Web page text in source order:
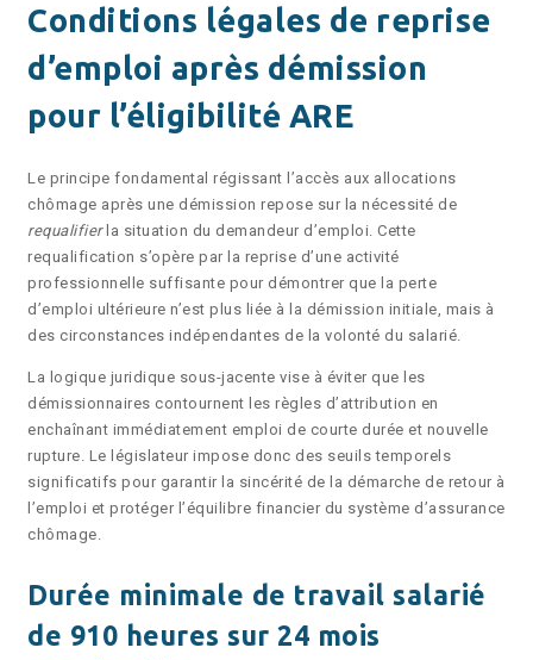
Conditions légales de reprise
d’emploi après démission
pour l’éligibilité ARE
Le principe fondamental régissant l’accès aux allocations
chômage après une démission repose sur la nécessité de
requalifier la situation du demandeur d’emploi. Cette
requalification s’opère par la reprise d’une activité
professionnelle suffisante pour démontrer que la perte
d’emploi ultérieure n’est plus liée à la démission initiale, mais à
des circonstances indépendantes de la volonté du salarié.
La logique juridique sous-jacente vise à éviter que les
démissionnaires contournent les règles d’attribution en
enchaînant immédiatement emploi de courte durée et nouvelle
rupture. Le législateur impose donc des seuils temporels
significatifs pour garantir la sincérité de la démarche de retour à
l’emploi et protéger l’équilibre financier du système d’assurance
chômage.
Durée minimale de travail salarié
de 910 heures sur 24 mois